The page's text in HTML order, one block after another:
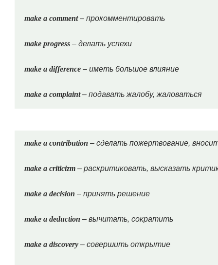
make a comment– прокомментировать
make progress – делать успехи
make a difference – иметь большое влияние
make a complaint– подавать жалобу, жаловаться
make a contribution – сделать пожертвование,
make a criticizm – раскритиковать, высказать
make a decision – принять решение
make a deduction – вычитать, сократить
make a discovery – совершить открытие